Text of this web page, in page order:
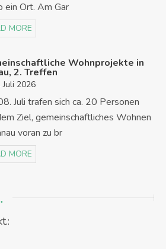
ein Ort. Am Gar
MORE
Wohnprojekte in
2. Treffen
Juli 2026
Juli trafen sich ca. 20 Personen
Ziel, gemeinschaftliches Wohnen
voran zu br
MORE